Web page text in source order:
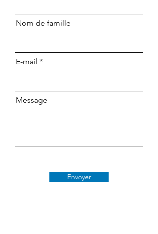
Nom de famille
E-mail
Message
Envoyer